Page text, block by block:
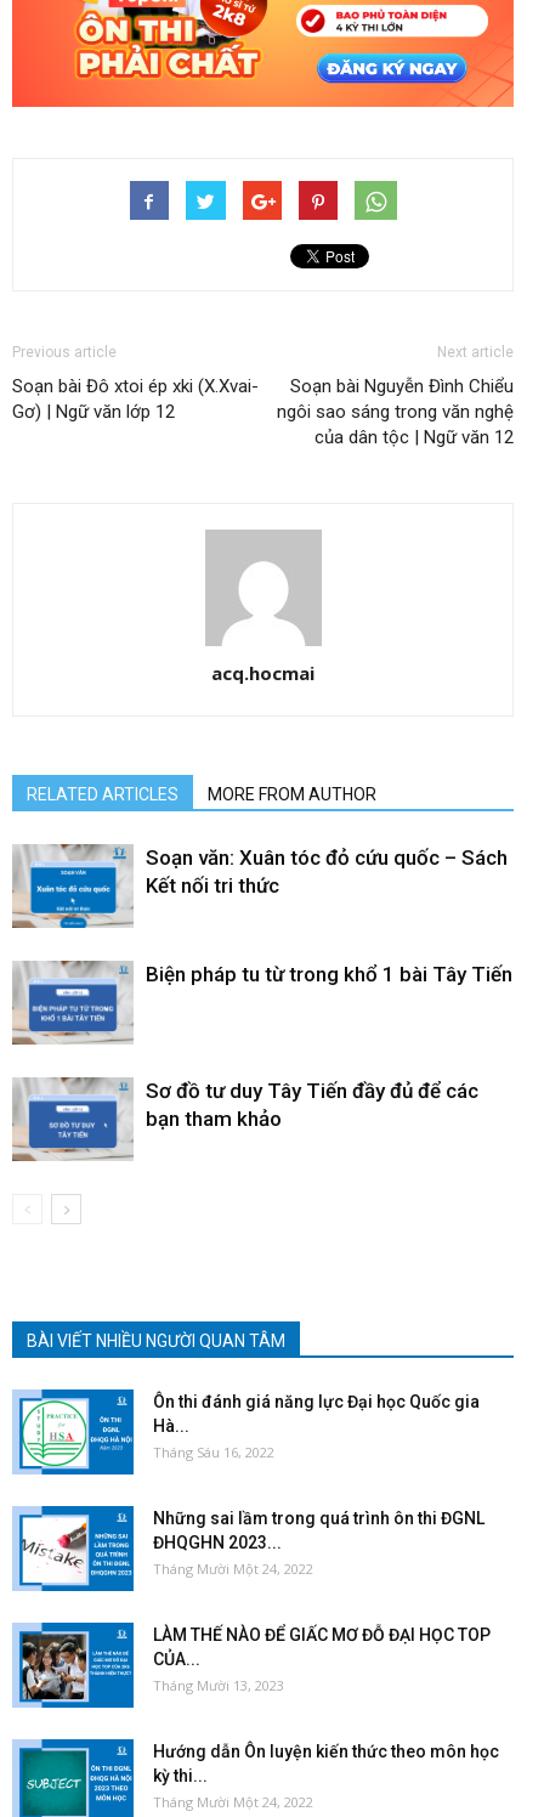
Previous article
Soạn bài Đô xtoi ép xki (X.Xvai-
Gơ) | Ngữ văn lớp 12
Next article
Soạn bài Nguyễn Đình Chiểu
ngôi sao sáng trong văn nghệ
của dân tộc | Ngữ văn 12
acq.hocmai
RELATED ARTICLES MORE FROM AUTHOR
Soạn văn: Xuân tóc đỏ cứu quốc – Sách
Kết nối tri thức
Biện pháp tu từ trong khổ 1 bài Tây Tiến
Sơ đồ tư duy Tây Tiến đầy đủ để các
bạn tham khảo
BÀI VIẾT NHIỀU NGƯỜI QUAN TÂM
Ôn thi đánh giá năng lực Đại học Quốc gia
Hà...
Tháng Sáu 16, 2022
Những sai lầm trong quá trình ôn thi ĐGNL
ĐHQGHN 2023...
Tháng Mười Một 24, 2022
LÀM THẾ NÀO ĐỂ GIẤC MƠ ĐỖ ĐẠI HỌC TOP
CỦA...
Tháng Mười 13, 2023
Hướng dẫn Ôn luyện kiến thức theo môn học
kỳ thi...
Tháng Mười Một 24, 2022